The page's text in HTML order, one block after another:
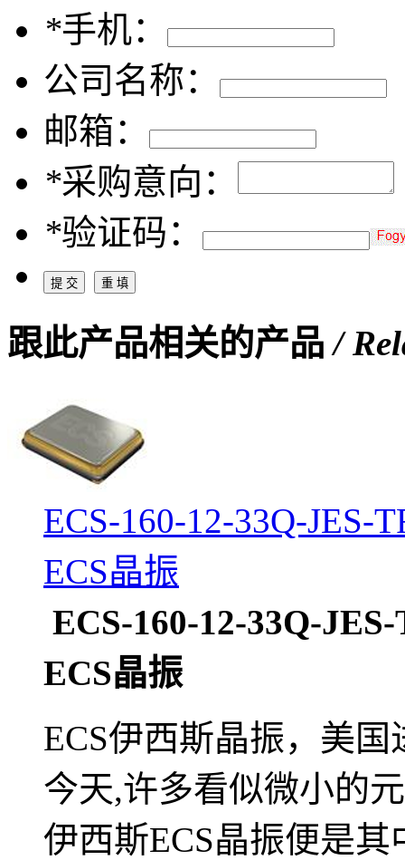
*手机：
公司名称：
邮箱：
*采购意向：
*验证码：
跟此产品相关的产品/
ECS-160-12-33Q-JES-
ECS晶振
ECS-160-12-33Q-
ECS晶振
ECS伊西斯晶振，美
今天,许多看似微小的
伊西斯ECS晶振便是其